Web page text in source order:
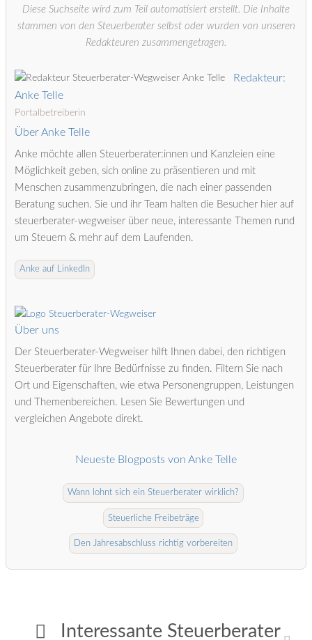
Interessante Steuerberater
Diese Suchseite wird zum Teil automatisiert erstellt. Die Inhalte
stammen von den Steuerberater selbst oder wurden von unseren
Redakteuren zusammengetragen.
Redakteur:
Anke Telle
Portalbetreiberin
Über Anke Telle
Anke möchte allen Steuerberater:innen und Kanzleien eine
Möglichkeit geben, sich online zu präsentieren und mit
Menschen zusammenzubringen, die nach einer passenden
Beratung suchen. Sie und ihr Team halten die Besucher hier auf
steuerberater-wegweiser über neue, interessante Themen rund
um Steuern & mehr auf dem Laufenden.
Anke auf LinkedIn
Über uns
Der Steuerberater-Wegweiser hilft Ihnen dabei, den richtigen
Steuerberater für Ihre Bedürfnisse zu finden. Filtern Sie nach
Ort und Eigenschaften, wie etwa Personengruppen, Leistungen
und Themenbereichen. Lesen Sie Bewertungen und
vergleichen Angebote direkt.
Neueste Blogposts von Anke Telle
Wann lohnt sich ein Steuerberater wirklich?
Steuerliche Freibeträge
Den Jahresabschluss richtig vorbereiten